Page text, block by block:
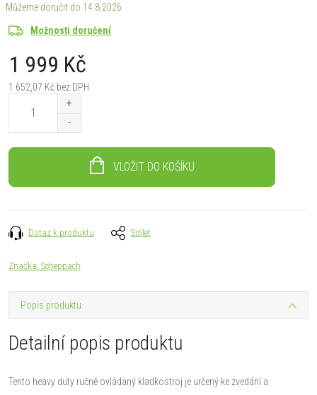
14.8.2026
Možnosti doručení
1 999 Kč
1 652,07 Kč bez DPH
VLOŽIT DO KOŠÍKU
Dotaz k produktu Sdílet
Značka: Scheppach
Popis produktu
Detailní popis produktu
Tento heavy duty ručně ovládaný kladkostroj je určený ke zvedání a